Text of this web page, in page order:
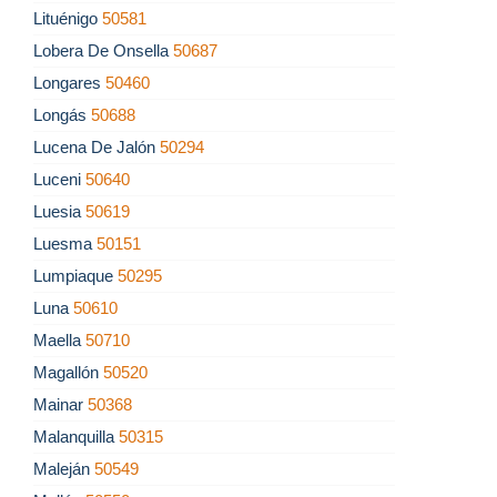
Lituénigo 50581
Lobera De Onsella 50687
Longares 50460
Longás 50688
Lucena De Jalón 50294
Luceni 50640
Luesia 50619
Luesma 50151
Lumpiaque 50295
Luna 50610
Maella 50710
Magallón 50520
Mainar 50368
Malanquilla 50315
Maleján 50549